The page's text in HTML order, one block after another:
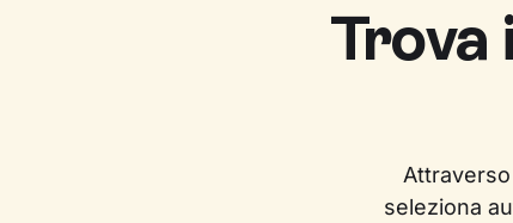
Trova
seleziona